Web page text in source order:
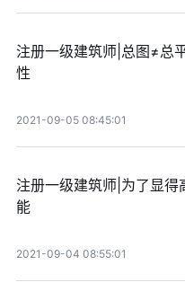
注册一级建筑师|总图≠总
性
2021-09-05 08:45:01
注册一级建筑师|为了显得
能
2021-09-04 08:55:01